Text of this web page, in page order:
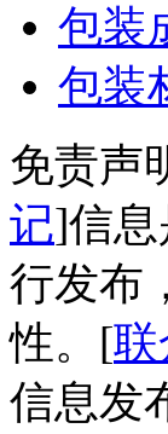
包装
包装
免责声
记]信
行发布
性。[联
信息发